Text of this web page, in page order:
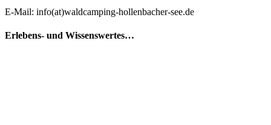
E-Mail: info(at)waldcamping-hollenbacher-see.de
Erlebens- und Wissenswertes…